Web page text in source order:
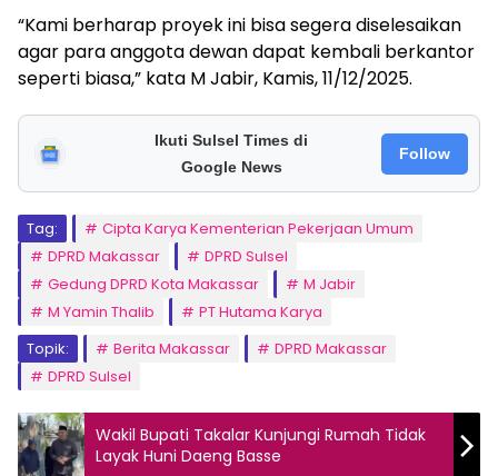
“Kami berharap proyek ini bisa segera diselesaikan
agar para anggota dewan dapat kembali berkantor
seperti biasa,” kata M Jabir, Kamis, 11/12/2025.
Ikuti Sulsel Times di
Google News
Follow
Tag:
Cipta Karya Kementerian Pekerjaan Umum
DPRD Makassar
DPRD Sulsel
Gedung DPRD Kota Makassar
M Jabir
M Yamin Thalib
PT Hutama Karya
Topik:
Berita Makassar
DPRD Makassar
DPRD Sulsel
Wakil Bupati Takalar Kunjungi Rumah Tidak
Layak Huni Daeng Basse